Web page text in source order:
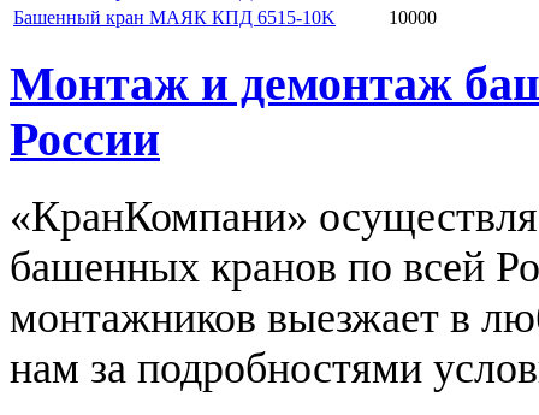
Башенный кран МАЯК КПД 6515-10K
10000
Монтаж и демонтаж
России
«КранКомпани»
башенных кранов по всей
монтажников выезжает в
нам за подробностями